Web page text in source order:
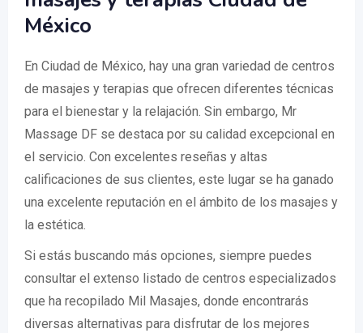
México
En Ciudad de México, hay una gran variedad de centros
de masajes y terapias que ofrecen diferentes técnicas
para el bienestar y la relajación. Sin embargo, Mr
Massage DF se destaca por su calidad excepcional en
el servicio. Con excelentes reseñas y altas
calificaciones de sus clientes, este lugar se ha ganado
una excelente reputación en el ámbito de los masajes y
la estética.
Si estás buscando más opciones, siempre puedes
consultar el extenso listado de centros especializados
que ha recopilado Mil Masajes, donde encontrarás
diversas alternativas para disfrutar de los mejores